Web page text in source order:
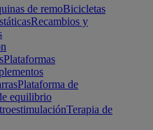
de remoBicicletas
Recambios y
Plataformas
Plataforma de
equilibrio
Terapia de